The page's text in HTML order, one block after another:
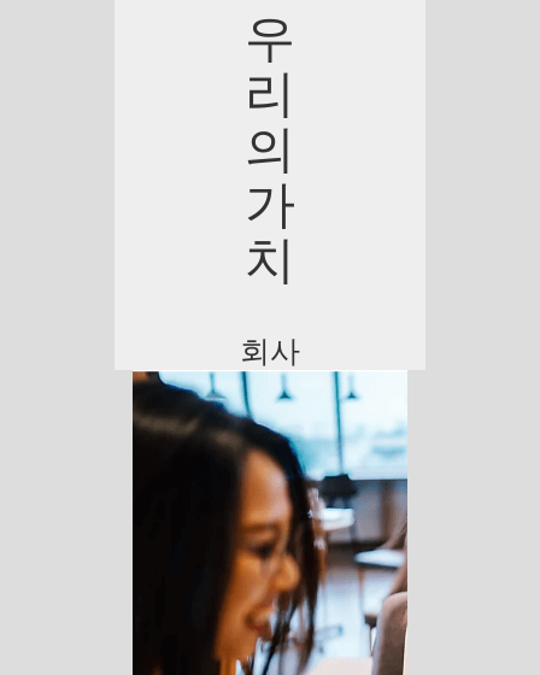
우
리
의
가
치
회사
로서
우리
는 개
별 코
드를
보완
하고